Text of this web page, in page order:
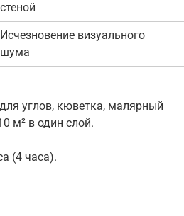
стеной
Исчезновение визуального
шума
углов, кюветка, малярный
м² в один слой.
(4 часа).